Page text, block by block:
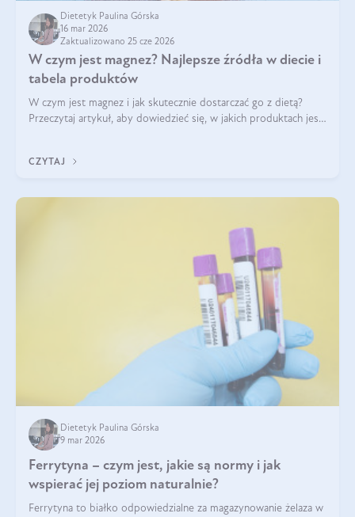
Dietetyk Paulina Górska
16 mar 2026
Zaktualizowano 25 cze 2026
W czym jest magnez? Najlepsze źródła w diecie i
tabela produktów
W czym jest magnez i jak skutecznie dostarczać go z dietą?
Przeczytaj artykuł, aby dowiedzieć się, w jakich produktach jest
CZYTAJ
Dietetyk Paulina Górska
9 mar 2026
Ferrytyna – czym jest, jakie są normy i jak
wspierać jej poziom naturalnie?
Ferrytyna to białko odpowiedzialne za magazynowanie żelaza w